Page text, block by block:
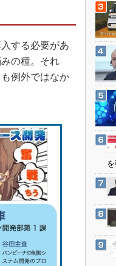
する必要があ
の種。それ
例外ではなか